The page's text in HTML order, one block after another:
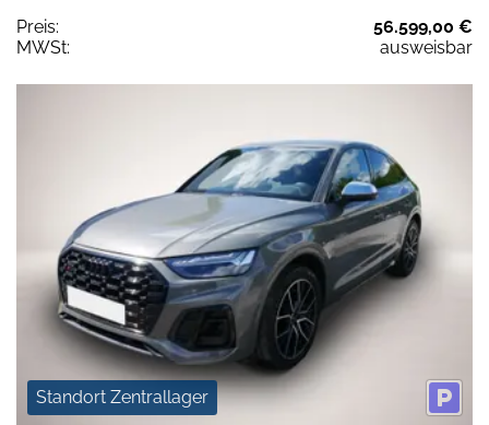
Preis:
56.599,00 €
MWSt:
ausweisbar
Standort Zentrallager